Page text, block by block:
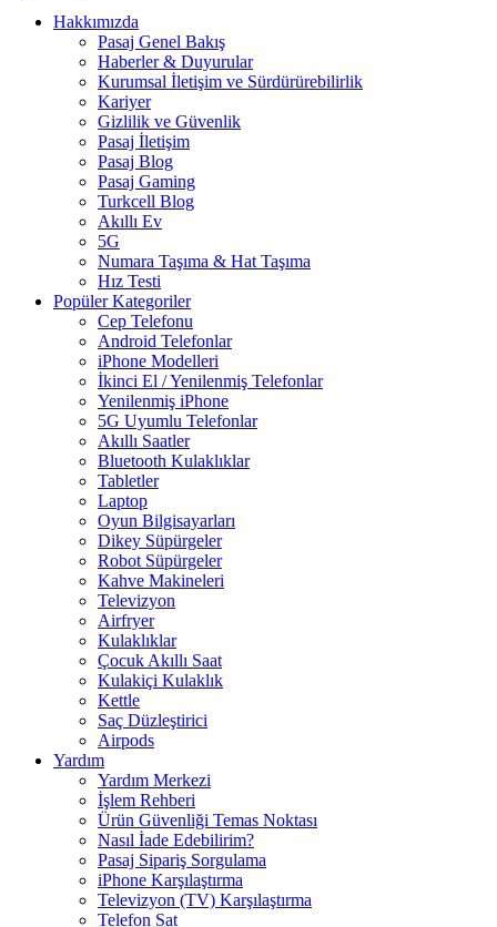
Hakkımızda
Pasaj Genel Bakış
Haberler & Duyurular
Kurumsal İletişim ve Sürdürürebilirlik
Kariyer
Gizlilik ve Güvenlik
Pasaj İletişim
Pasaj Blog
Pasaj Gaming
Turkcell Blog
Akıllı Ev
5G
Numara Taşıma & Hat Taşıma
Hız Testi
Popüler Kategoriler
Cep Telefonu
Android Telefonlar
iPhone Modelleri
İkinci El / Yenilenmiş Telefonlar
Yenilenmiş iPhone
5G Uyumlu Telefonlar
Akıllı Saatler
Bluetooth Kulaklıklar
Tabletler
Laptop
Oyun Bilgisayarları
Dikey Süpürgeler
Robot Süpürgeler
Kahve Makineleri
Televizyon
Airfryer
Kulaklıklar
Çocuk Akıllı Saat
Kulakiçi Kulaklık
Kettle
Saç Düzleştirici
Airpods
Yardım
Yardım Merkezi
İşlem Rehberi
Ürün Güvenliği Temas Noktası
Nasıl İade Edebilirim?
Pasaj Sipariş Sorgulama
iPhone Karşılaştırma
Televizyon (TV) Karşılaştırma
Telefon Sat